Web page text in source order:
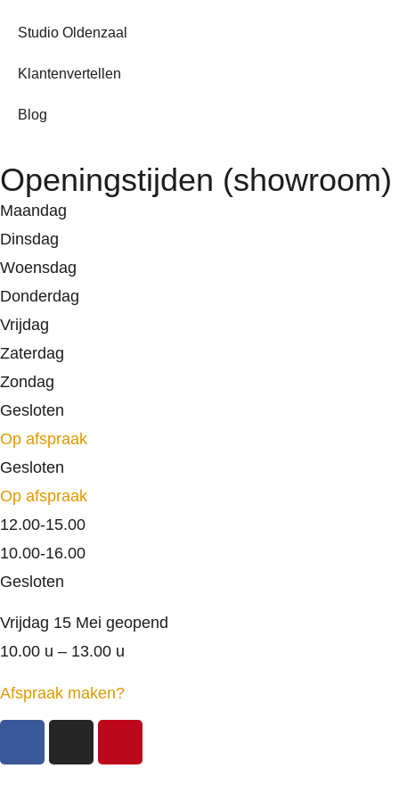
Studio Oldenzaal
Klantenvertellen
Blog
Openingstijden (showroom)
Maandag
Dinsdag
Woensdag
Donderdag
Vrijdag
Zaterdag
Zondag
Gesloten
Op afspraak
Gesloten
Op afspraak
12.00-15.00
10.00-16.00
Gesloten
Vrijdag 15 Mei geopend
10.00 u – 13.00 u
Afspraak maken?